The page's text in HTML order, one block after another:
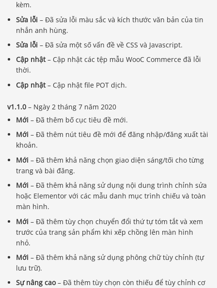
kèm.
Sửa lỗi – Đã sửa lỗi màu sắc và kích thước văn bản của tin
nhắn anh hùng.
Sửa lỗi – Đã sửa một số vấn đề về CSS và Javascript.
Cập nhật– Cập nhật các tệp mẫu WooC Commerce đã lỗi
thời.
Cập nhật– Cập nhật file POT dịch.
v1.1.0 – Ngày 2 tháng 7 năm 2020
Mới – Đã thêm bố cục tiêu đề mới.
Mới – Đã thêm nút tiêu đề mới để đăng nhập/đăng xuất tài
khoản.
Mới – Đã thêm khả năng chọn giao diện sáng/tối cho từng
trang và bài đăng.
Mới – Đã thêm khả năng sử dụng nội dung trình chỉnh sửa
hoặc Elementor với các mẫu danh mục trình chiếu và toàn
màn hình.
Mới – Đã thêm tùy chọn chuyển đổi thứ tự tóm tắt và xem
trước của trang sản phẩm khi xếp chồng lên màn hình
nhỏ.
Mới – Đã thêm khả năng sử dụng phông chữ tùy chỉnh (tự
lưu trữ).
Sự nâng cao– Đã thêm tùy chọn còn thiếu để tùy chỉnh cơ